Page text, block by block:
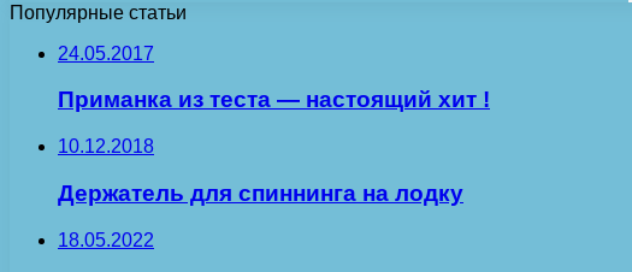
Популярные статьи
24.05.2017
Приманка из теста — настоящий хит !
10.12.2018
Держатель для спиннинга на лодку
18.05.2022